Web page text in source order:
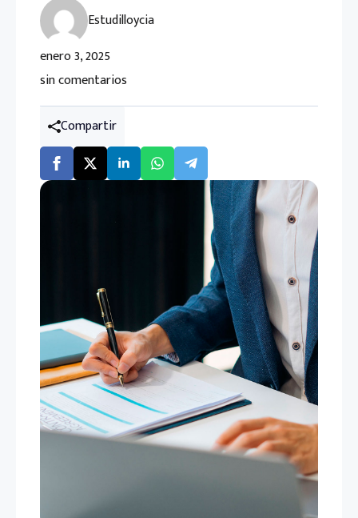
Estudilloycia
enero 3, 2025
sin comentarios
Compartir